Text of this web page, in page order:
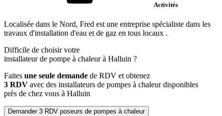
Activités
Localisée dans le Nord, Fred est une entreprise spécialiste dans les
travaux d'installation d'eau et de gaz en tous locaux .
Difficile de choisir votre
installateur de pompe à chaleur à Halluin ?
Faites une seule demande de RDV et obtenez
3 RDV avec des installateurs de pompes à chaleur disponibles
près de chez vous à Halluin
Demander 3 RDV poseurs de pompes à chaleur